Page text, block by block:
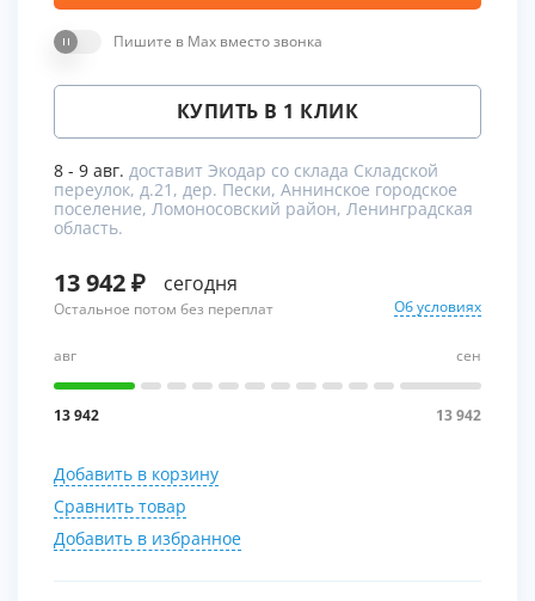
Пишите в Max вместо звонка
КУПИТЬ В 1 КЛИК
8 - 9 авг. доставит Экодар со склада Складской
переулок, д.21, дер. Пески, Аннинское городское
поселение, Ломоносовский район, Ленинградская
область.
13 942 сегодня
Остальное потом без переплат Об условиях
авг
13 942
сен
13 942
Добавить в корзину
Сравнить товар
Добавить в избранное